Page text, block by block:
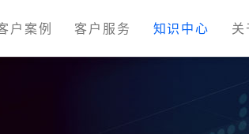
户案例 客户服务 知识中心 关